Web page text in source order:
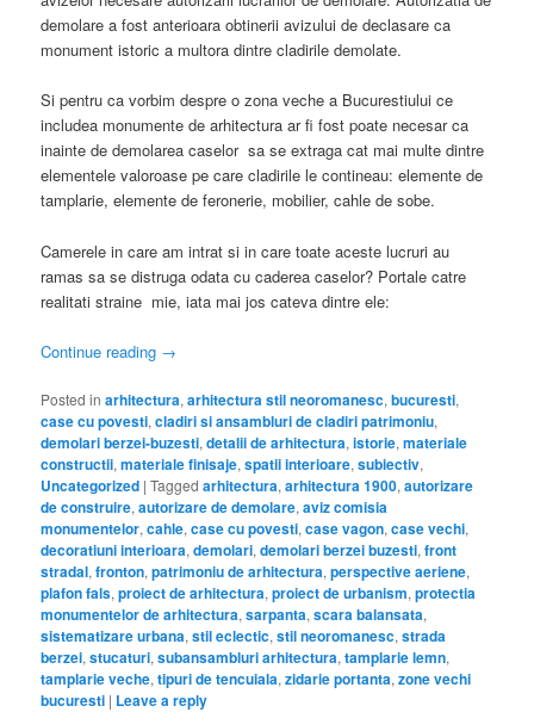
demolare a fost anterioara obtinerii avizului de declasare ca
monument istoric a multora dintre cladirile demolate.
Si pentru ca vorbim despre o zona veche a Bucurestiului ce
includea monumente de arhitectura ar fi fost poate necesar ca
inainte de demolarea caselor sa se extraga cat mai multe dintre
elementele valoroase pe care cladirile le contineau: elemente de
tamplarie, elemente de feronerie, mobilier, cahle de sobe.
Camerele in care am intrat si in care toate aceste lucruri au
ramas sa se distruga odata cu caderea caselor? Portale catre
realitati straine mie, iata mai jos cateva dintre ele:
Continue reading →
Posted in arhitectura,arhitectura stil neoromanesc,bucuresti,
case cu povesti,cladiri si ansambluri de cladiri patrimoniu,
demolari berzei-buzesti,detalii de arhitectura,istorie,materiale
constructii,materiale finisaje,spatii interioare,subiectiv,
Uncategorized |Tagged arhitectura,arhitectura 1900,autorizare
de construire,autorizare de demolare,aviz comisia
monumentelor,cahle,case cu povesti,case vagon,case vechi,
decoratiuni interioara,demolari,demolari berzei buzesti,front
stradal,fronton,patrimoniu de arhitectura,perspective aeriene,
plafon fals,proiect de arhitectura,proiect de urbanism,protectia
monumentelor de arhitectura,sarpanta,scara balansata,
sistematizare urbana,stil eclectic,stil neoromanesc,strada
berzei,stucaturi,subansambluri arhitectura,tamplarie lemn,
tamplarie veche,tipuri de tencuiala,zidarie portanta,zone vechi
bucuresti | Leave a reply